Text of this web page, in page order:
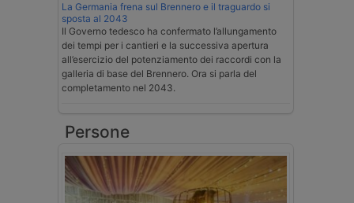
La Germania frena sul Brennero e il traguardo si
sposta al 2043
Il Governo tedesco ha confermato l’allungamento
dei tempi per i cantieri e la successiva apertura
all’esercizio del potenziamento dei raccordi con la
galleria di base del Brennero. Ora si parla del
completamento nel 2043.
Persone